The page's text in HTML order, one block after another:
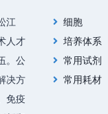
江
人才
。公
决方
免疫
细胞
培养体系
常用试剂
常用耗材